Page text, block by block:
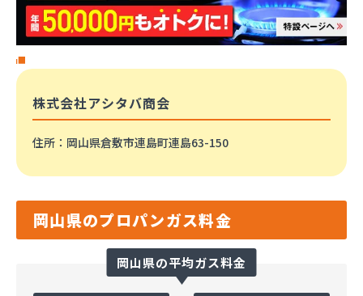
株式会社アシタバ商会
住所 ：岡山県倉敷市連島町連島63-150
岡山県のプロパンガス料金
岡山県の平均ガス料金